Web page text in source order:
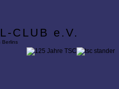
CLUB e.V.
Berlins